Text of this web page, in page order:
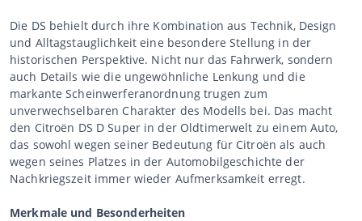
Die DS behielt durch ihre Kombination aus Technik, Design
und Alltagstauglichkeit eine besondere Stellung in der
historischen Perspektive. Nicht nur das Fahrwerk, sondern
auch Details wie die ungewöhnliche Lenkung und die
markante Scheinwerferanordnung trugen zum
unverwechselbaren Charakter des Modells bei. Das macht
den Citroën DS D Super in der Oldtimerwelt zu einem Auto,
das sowohl wegen seiner Bedeutung für Citroën als auch
wegen seines Platzes in der Automobilgeschichte der
Nachkriegszeit immer wieder Aufmerksamkeit erregt.
Merkmale und Besonderheiten